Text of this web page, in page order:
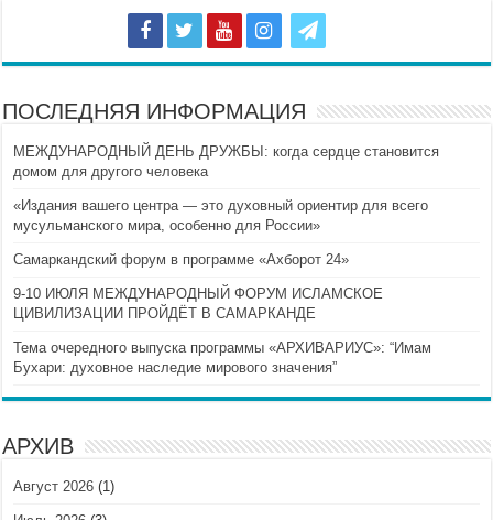
ПОСЛЕДНЯЯ ИНФОРМАЦИЯ
МЕЖДУНАРОДНЫЙ ДЕНЬ ДРУЖБЫ: когда сердце становится
домом для другого человека
«Издания вашего центра — это духовный ориентир для всего
мусульманского мира, особенно для России»
Самаркандский форум в программе «Ахборот 24»
9-10 ИЮЛЯ МЕЖДУНАРОДНЫЙ ФОРУМ ИСЛАМСКОЕ
ЦИВИЛИЗАЦИИ ПРОЙДЁТ В САМАРКАНДЕ
Тема очередного выпуска программы «АРХИВАРИУС»: “Имам
Бухари: духовное наследие мирового значения”
АРХИВ
Август 2026 (1)